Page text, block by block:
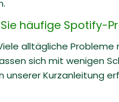
häufige Spotify-
alltägliche Probleme
sich mit wenigen
unserer Kurzanleitung